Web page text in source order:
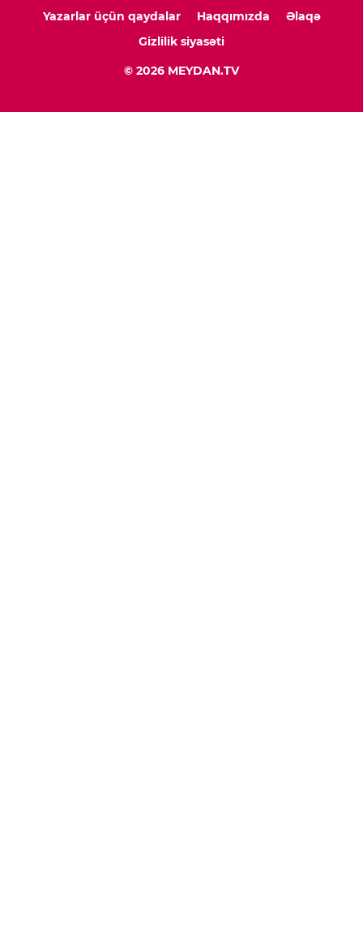
Yazarlar üçün qaydalar
Haqqımızda
Əlaqə
Gizlilik siyasəti
© 2026 MEYDAN.TV